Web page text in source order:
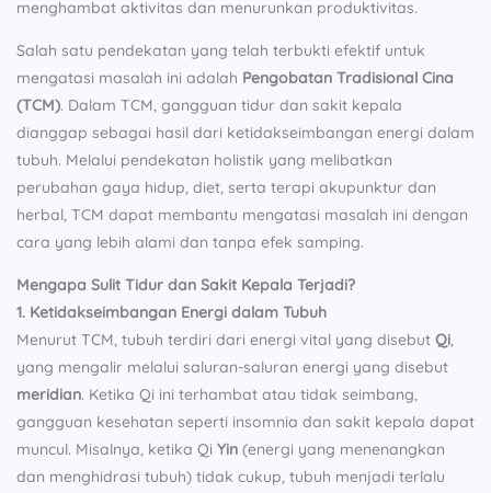
menghambat aktivitas dan menurunkan produktivitas.
Salah satu pendekatan yang telah terbukti efektif untuk
mengatasi masalah ini adalah Pengobatan Tradisional Cina
(TCM). Dalam TCM, gangguan tidur dan sakit kepala
dianggap sebagai hasil dari ketidakseimbangan energi dalam
tubuh. Melalui pendekatan holistik yang melibatkan
perubahan gaya hidup, diet, serta terapi akupunktur dan
herbal, TCM dapat membantu mengatasi masalah ini dengan
cara yang lebih alami dan tanpa efek samping.
Mengapa Sulit Tidur dan Sakit Kepala Terjadi?
1. Ketidakseimbangan Energi dalam Tubuh
Menurut TCM, tubuh terdiri dari energi vital yang disebut Qi,
yang mengalir melalui saluran-saluran energi yang disebut
meridian. Ketika Qi ini terhambat atau tidak seimbang,
gangguan kesehatan seperti insomnia dan sakit kepala dapat
muncul. Misalnya, ketika Qi Yin (energi yang menenangkan
dan menghidrasi tubuh) tidak cukup, tubuh menjadi terlalu